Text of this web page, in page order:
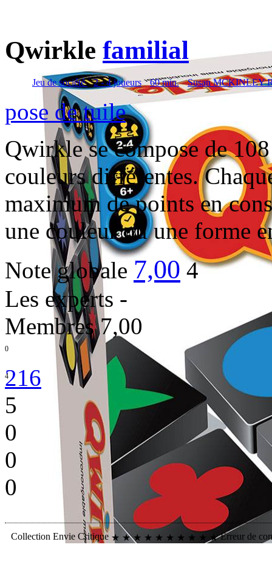
Qwirkle familial
Jeu de société 2 - 4 joueurs 60 min. Susan MCKINLEY
pose de tuile
Qwirkle se compose de
couleurs différentes.
maximum de points en
une couleur ou une forme
Note globale 7,00 4
Les experts -
0
Membres 7,00
4
216
5
0
0
0
Collection Envie Critique ★ ★ ★ ★ ★ ★ ★ ★ ★ ★ Erreur de